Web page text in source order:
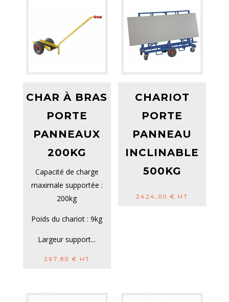
CHAR À BRAS
PORTE
PANNEAUX
200KG
Capacité de charge
maximale supportée :
200kg
Poids du chariot : 9kg
Largeur support...
267,80 € HT
CHARIOT
PORTE
PANNEAU
INCLINABLE
500KG
2424,00€ HT